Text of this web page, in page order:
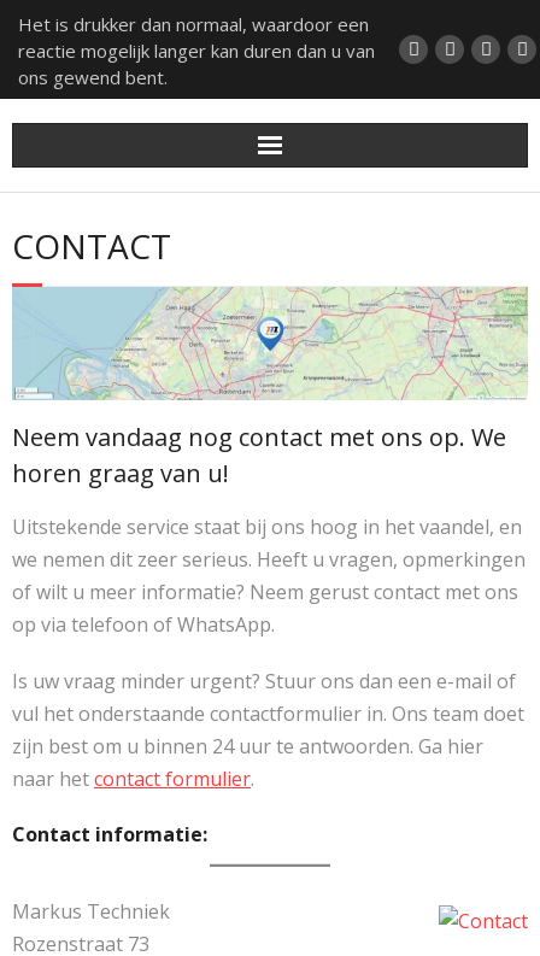
Het is drukker dan normaal, waardoor een
reactie mogelijk langer kan duren dan u van
ons gewend bent.
Home
Over ons
Onze diensten
Foto impressie
FAQ
CONTACT
Neem vandaag nog contact met ons op. We
horen graag van u!
Uitstekende service staat bij ons hoog in het vaandel, en
we nemen dit zeer serieus. Heeft u vragen, opmerkingen
of wilt u meer informatie? Neem gerust contact met ons
op via telefoon of WhatsApp.
Is uw vraag minder urgent? Stuur ons dan een e-mail of
vul het onderstaande contactformulier in. Ons team doet
zijn best om u binnen 24 uur te antwoorden. Ga hier
naar hetcontact formulier.
Contact informatie:
Markus Techniek
Rozenstraat 73